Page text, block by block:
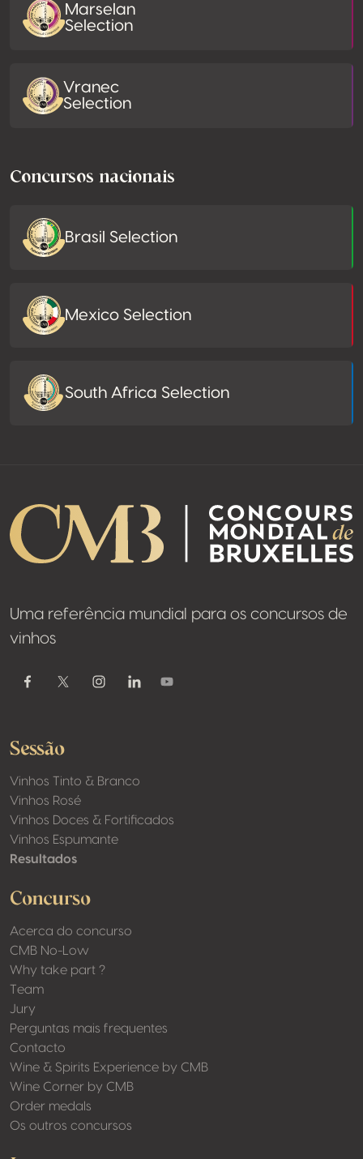
Marselan
Selection
Vranec
Selection
Concursos nacionais
Brasil Selection
Mexico Selection
South Africa Selection
Uma referência mundial para os concursos de
vinhos
FacebookTwitter / XInstagramLinkedinYoutube
Sessão
Vinhos Tinto & Branco
Vinhos Rosé
Vinhos Doces & Fortificados
Vinhos Espumante
Resultados
Concurso
Acerca do concurso
CMB No-Low
Why take part ?
Team
Jury
Perguntas mais frequentes
Contacto
Wine & Spirits Experience by CMB
Wine Corner by CMB
Order medals
Os outros concursos